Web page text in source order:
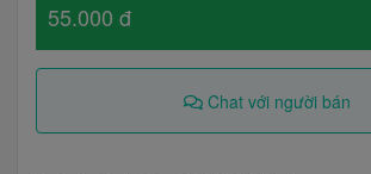
55.000 đ
Chat với người bán